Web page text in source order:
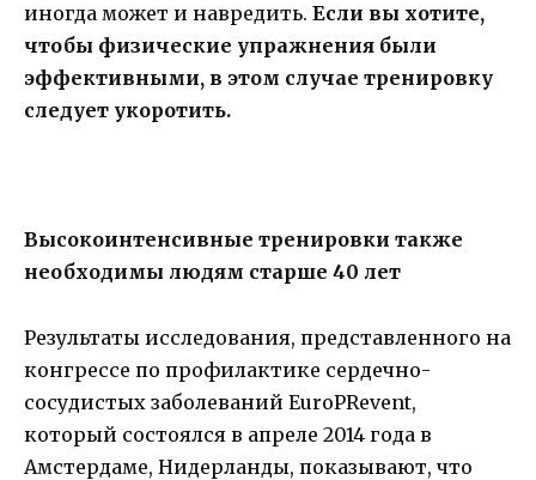
иногда может и навредить. Если вы хотите,
чтобы физические упражнения были
эффективными, в этом случае тренировку
следует укоротить.
Высокоинтенсивные тренировки также
необходимы людям старше 40 лет
Результаты исследования, представленного на
конгрессе по профилактике сердечно-
сосудистых заболеваний EuroPRevent,
который состоялся в апреле 2014 года в
Амстердаме, Нидерланды, показывают, что